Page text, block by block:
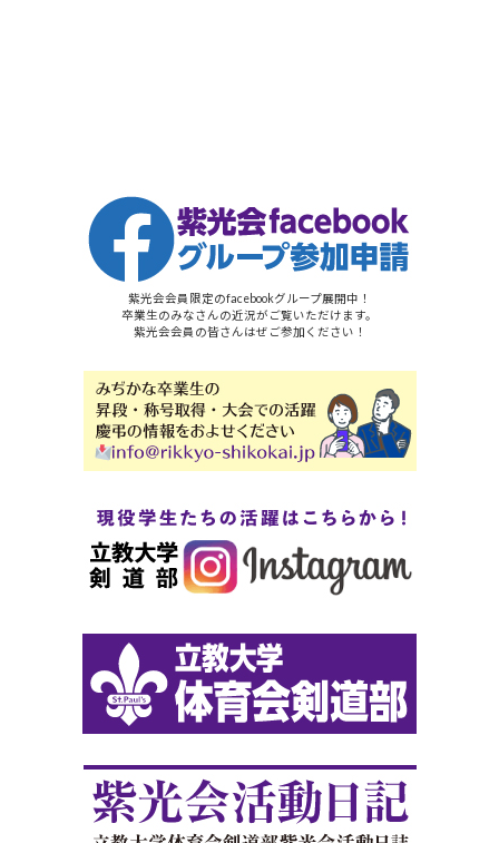
紫光会会員限定のfacebookグループ展開中！
卒業生のみなさんの近況がご覧いただけます。
紫光会会員の皆さんはぜご参加ください！